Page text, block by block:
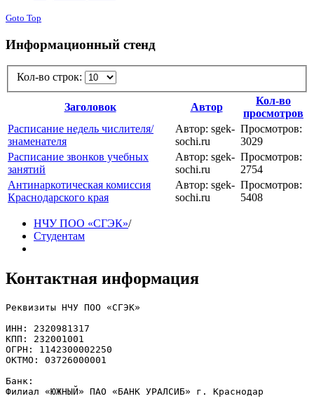
Goto Top
Информационный стенд
Кол-во строк:
Заголовок Автор
Кол-во
просмотров
Расписание недель числителя/
знаменателя
Автор: sgek-
sochi.ru
Просмотров:
3029
Расписание звонков учебных
занятий
Автор: sgek-
sochi.ru
Просмотров:
2754
Антинаркотическая комиссия
Краснодарского края
Автор: sgek-
sochi.ru
Просмотров:
5408
НЧУ ПОО «СГЭК»/
Студентам
Контактная информация
Реквизиты НЧУ ПОО «СГЭК»
ИНН: 2320981317
КПП: 232001001
ОГРН: 1142300002250
ОКТМО: 03726000001
Банк:
Филиал «ЮЖНЫЙ» ПАО «БАНК УРАЛСИБ» г. Краснодар